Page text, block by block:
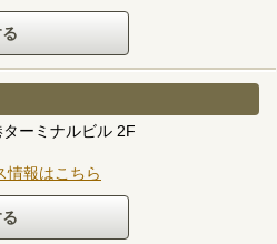
ーミナルビル 2F
情報はこちら